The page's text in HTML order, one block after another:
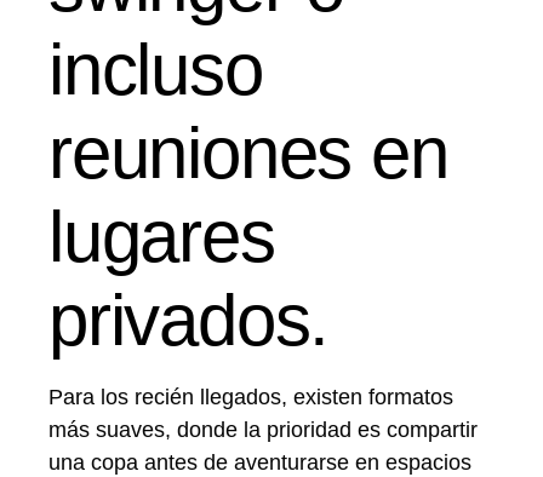
incluso
reuniones en
lugares
privados.
Para los recién llegados, existen formatos
más suaves, donde la prioridad es compartir
una copa antes de aventurarse en espacios